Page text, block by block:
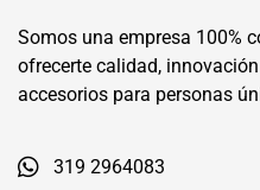
Somos una empresa 100%
ofrecerte calidad,
accesorios para personas
319 2964083